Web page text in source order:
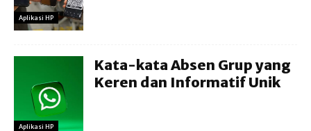
Aplikasi HP
Aplikasi HP
Kata-kata Absen Grup yang
Keren dan Informatif Unik